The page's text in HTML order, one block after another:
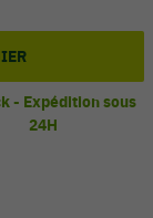
- Expédition sous
24H